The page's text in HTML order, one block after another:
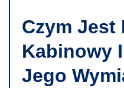
Czym Jest
Kabinowy
Jego